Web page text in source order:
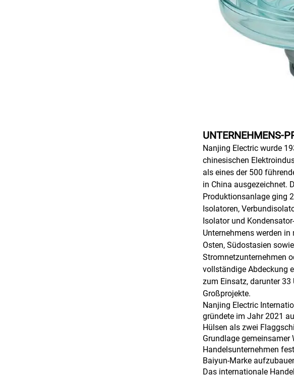
UNTERNEHMENS-
Nanjing Electric wurde
chinesischen
als eines der 500
in China ausgezeichnet.
Produktionsanlage ging
Isolatoren,
Isolator und
Unternehmens werden
Osten, Südostasien
Stromnetzunternehmen
vollständige Abdeckung
zum Einsatz, darunter
Großprojekte.
Nanjing Electric
gründete im Jahr 2021
Hülsen als zwei
Grundlage
Handelsunternehmen
Baiyun-Marke
Das internationale